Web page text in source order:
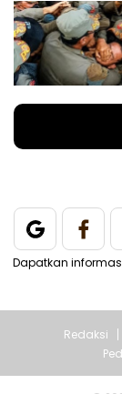
Dapatkan
Redaksi